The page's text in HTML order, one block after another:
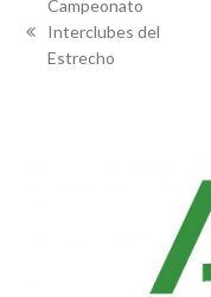
previous
post:
Campeonato
Interclubes del
Estrecho